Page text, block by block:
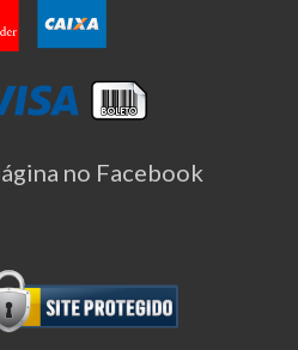
no Facebook